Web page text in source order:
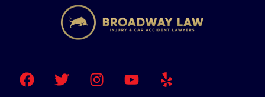
F
a
T
w
I
n
Y
o
Y
e